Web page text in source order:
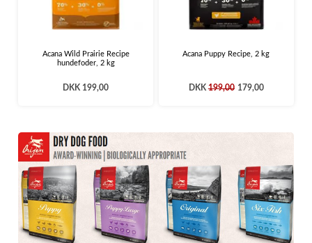
Acana Wild Prairie Recipe
hundefoder, 2 kg
DKK 199,00
Acana Puppy Recipe, 2 kg
DKK199,00 179,00